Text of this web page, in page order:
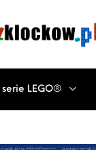
LEGO®